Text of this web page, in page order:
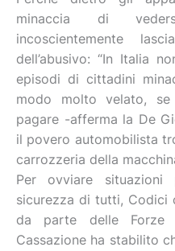
minaccia di
incoscientemente
dell’abusivo: “In Italia
episodi di cittadini
modo molto velato,
pagare -afferma la De
il povero automobilista
carrozzeria della
Per ovviare
sicurezza di tutti, Codici
da parte delle Forze
Cassazione ha stabilito